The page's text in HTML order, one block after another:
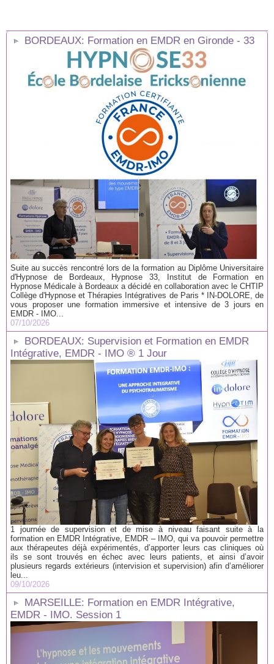
BORDEAUX: Formation en EMDR en Gironde - 33
Suite au succès rencontré lors de la formation au Diplôme Universitaire
d'Hypnose de Bordeaux, Hypnose 33, Institut de Formation en
Hypnose Médicale à Bordeaux a décidé en collaboration avec le CHTIP
Collège d'Hypnose et Thérapies Intégratives de Paris * IN-DOLORE, de
vous proposer une formation immersive et intensive de 3 jours en
EMDR - IMO...
07/10/2026
BORDEAUX: Supervision et Formation en EMDR
Intégrative, EMDR - IMO ® 1 Jour
1 journée de supervision et de mise à niveau faisant suite à la
formation en EMDR Intégrative, EMDR – IMO, qui va pouvoir permettre
aux thérapeutes déjà expérimentés, d’apporter leurs cas cliniques où
ils se sont trouvés en échec avec leurs patients, et ainsi d’avoir
plusieurs regards extérieurs (intervision et supervision) afin d’améliorer
leu...
09/10/2026
MARSEILLE: Formation en EMDR Intégrative,
EMDR - IMO. Session 1